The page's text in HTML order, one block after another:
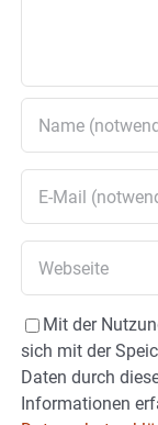
Mit der
sich mit der
Daten durch
Informationen